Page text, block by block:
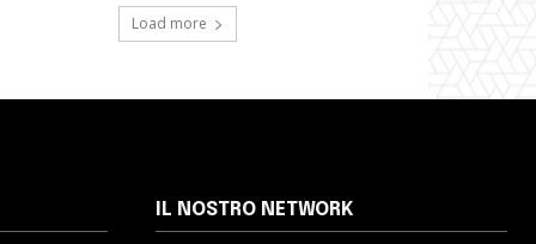
Load more
IL NOSTRO NETWORK